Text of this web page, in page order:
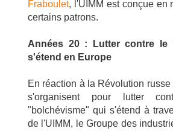
Fraboulet, l'UIMM est conçue en
certains patrons.
Années 20 : Lutter contre le
s'étend en Europe
En réaction à la Révolution
s'organisent pour lutter
"bolchévisme" qui s'étend à
de l'UIMM, le Groupe des